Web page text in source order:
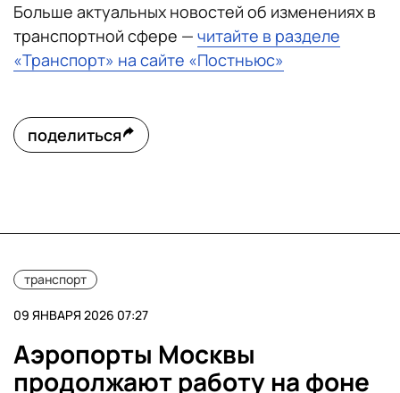
Больше актуальных новостей об изменениях в
транспортной сфере — читайте в разделе
«Транспорт» на сайте «Постньюс»
поделиться
транспорт
09 ЯНВАРЯ 2026 07:27
Аэропорты Москвы
продолжают работу на фоне